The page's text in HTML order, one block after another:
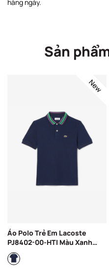
hàng ngày.
Sản
New
Áo Polo Trẻ Em Lacoste
PJ8402-00-HTI Màu Xanh
Navy